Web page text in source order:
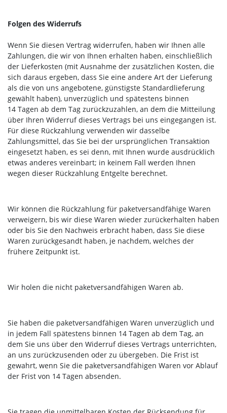
Folgen des Widerrufs
Wenn Sie diesen Vertrag widerrufen, haben wir Ihnen alle
Zahlungen, die wir von Ihnen erhalten haben, einschließlich
der Lieferkosten (mit Ausnahme der zusätzlichen Kosten, die
sich daraus ergeben, dass Sie eine andere Art der Lieferung
als die von uns angebotene, günstigste Standardlieferung
gewählt haben), unverzüglich und spätestens binnen
14 Tagen ab dem Tag zurückzuzahlen, an dem die Mitteilung
über Ihren Widerruf dieses Vertrags bei uns eingegangen ist.
Für diese Rückzahlung verwenden wir dasselbe
Zahlungsmittel, das Sie bei der ursprünglichen Transaktion
eingesetzt haben, es sei denn, mit Ihnen wurde ausdrücklich
etwas anderes vereinbart; in keinem Fall werden Ihnen
wegen dieser Rückzahlung Entgelte berechnet.
Wir können die Rückzahlung für paketversandfähige Waren
verweigern, bis wir diese Waren wieder zurückerhalten haben
oder bis Sie den Nachweis erbracht haben, dass Sie diese
Waren zurückgesandt haben, je nachdem, welches der
frühere Zeitpunkt ist.
Wir holen die nicht paketversandfähigen Waren ab.
Sie haben die paketversandfähigen Waren unverzüglich und
in jedem Fall spätestens binnen 14 Tagen ab dem Tag, an
dem Sie uns über den Widerruf dieses Vertrags unterrichten,
an uns zurückzusenden oder zu übergeben. Die Frist ist
gewahrt, wenn Sie die paketversandfähigen Waren vor Ablauf
der Frist von 14 Tagen absenden.